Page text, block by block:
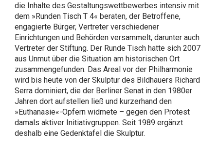
die Inhalte des Gestaltungswettbewerbes intensiv mit
dem »Runden Tisch T 4« beraten, der Betroffene,
engagierte Bürger, Vertreter verschiedener
Einrichtungen und Behörden versammelt, darunter auch
Vertreter der Stiftung. Der Runde Tisch hatte sich 2007
aus Unmut über die Situation am historischen Ort
zusammengefunden. Das Areal vor der Philharmonie
wird bis heute von der Skulptur des Bildhauers Richard
Serra dominiert, die der Berliner Senat in den 1980er
Jahren dort aufstellen ließ und kurzerhand den
»Euthanasie«-Opfern widmete – gegen den Protest
damals aktiver Initiativgruppen. Seit 1989 ergänzt
deshalb eine Gedenktafel die Skulptur.